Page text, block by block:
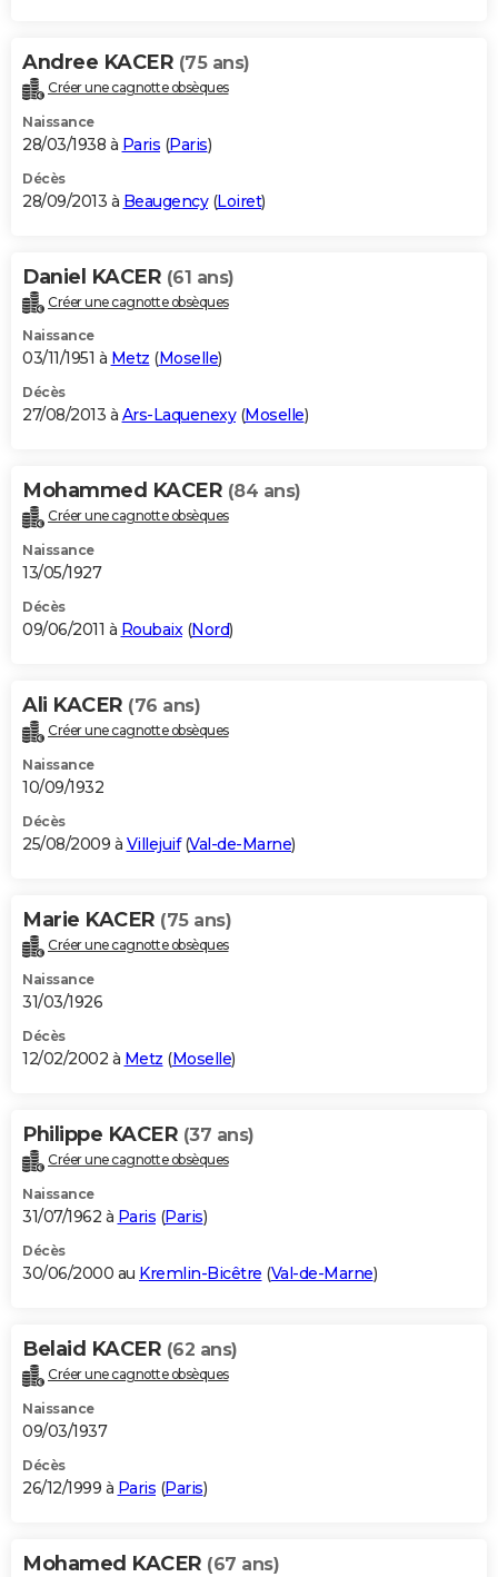
Andree KACER (75 ans)
Créer une cagnotte obsèques
Naissance
28/03/1938 à Paris (Paris)
Décès
28/09/2013 à Beaugency(Loiret)
Daniel KACER (61 ans)
Créer une cagnotte obsèques
Naissance
03/11/1951 à Metz (Moselle)
Décès
27/08/2013 à Ars-Laquenexy(Moselle)
Mohammed KACER (84 ans)
Créer une cagnotte obsèques
Naissance
13/05/1927
Décès
09/06/2011 à Roubaix(Nord)
Ali KACER (76 ans)
Créer une cagnotte obsèques
Naissance
10/09/1932
Décès
25/08/2009 à Villejuif(Val-de-Marne)
Marie KACER (75 ans)
Créer une cagnotte obsèques
Naissance
31/03/1926
Décès
12/02/2002 à Metz (Moselle)
Philippe KACER (37 ans)
Créer une cagnotte obsèques
Naissance
31/07/1962 à Paris (Paris)
Décès
30/06/2000 au Kremlin-Bicêtre (Val-de-Marne)
Belaid KACER (62 ans)
Créer une cagnotte obsèques
Naissance
09/03/1937
Décès
26/12/1999 à Paris (Paris)
Mohamed KACER (67 ans)